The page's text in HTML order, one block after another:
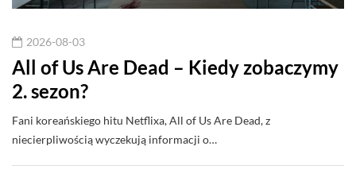
2026-08-03
All of Us Are Dead – Kiedy zobaczymy
2. sezon?
Fani koreańskiego hitu Netflixa, All of Us Are Dead, z
niecierpliwością wyczekują informacji o…